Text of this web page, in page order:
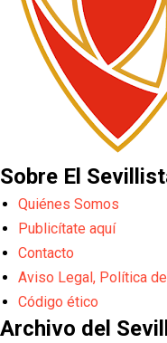
Sobre El
Quiénes Somos
Publicítate aquí
Contacto
Aviso Legal, Política
Código ético
Archivo del